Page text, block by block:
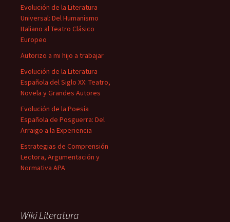
Evolución de la Literatura
Universal: Del Humanismo
Italiano al Teatro Clásico
Europeo
Autorizo a mi hijo a trabajar
Evolución de la Literatura
Española del Siglo XX: Teatro,
Novela y Grandes Autores
Evolución de la Poesía
Española de Posguerra: Del
Arraigo a la Experiencia
Estrategias de Comprensión
Lectora, Argumentación y
Normativa APA
Wiki Literatura